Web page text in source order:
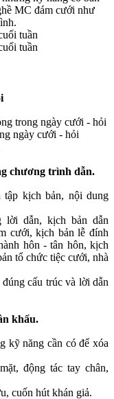
MC đám cưới như
trong ngày cưới - hỏi
ngày cưới - hỏi
chương trình dẫn.
kịch bản, nội dung
lời dẫn, kịch bản dẫn
cưới, kịch bản lễ đính
hôn - tân hôn, kịch
tổ chức tiệc cưới, nhà
cấu trúc và lời dẫn
khấu.
kỹ năng cần có để xóa
động tác tay chân,
cuốn hút khán giả.